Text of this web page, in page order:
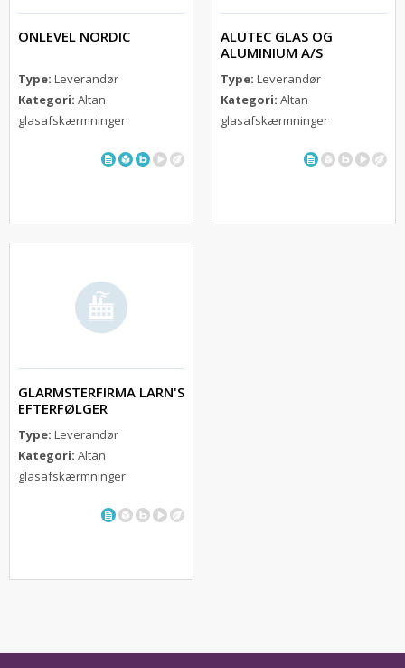
ONLEVEL NORDIC
Type: Leverandør
Kategori: Altan
glasafskærmninger
ALUTEC GLAS OG
ALUMINIUM A/S
Type: Leverandør
Kategori: Altan
glasafskærmninger
GLARMSTERFIRMA LARN'S
EFTERFØLGER
Type: Leverandør
Kategori: Altan
glasafskærmninger